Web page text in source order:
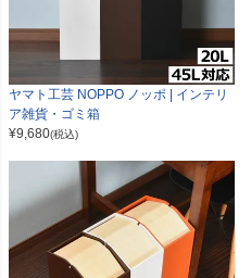
ヤマト工芸 NOPPO ノッポ | インテリ
ア雑貨・ゴミ箱
¥9,680(税込)